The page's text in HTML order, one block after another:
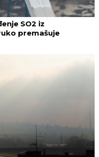
SO2 iz
premašuje